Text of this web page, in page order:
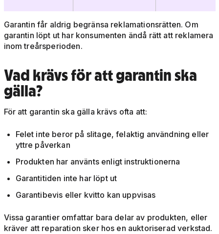
Garantin får aldrig begränsa reklamationsrätten. Om
garantin löpt ut har konsumenten ändå rätt att reklamera
inom treårsperioden.
Vad krävs för att garantin ska
gälla?
För att garantin ska gälla krävs ofta att:
Felet inte beror på slitage, felaktig användning eller
yttre påverkan
Produkten har använts enligt instruktionerna
Garantitiden inte har löpt ut
Garantibevis eller kvitto kan uppvisas
Vissa garantier omfattar bara delar av produkten, eller
kräver att reparation sker hos en auktoriserad verkstad.